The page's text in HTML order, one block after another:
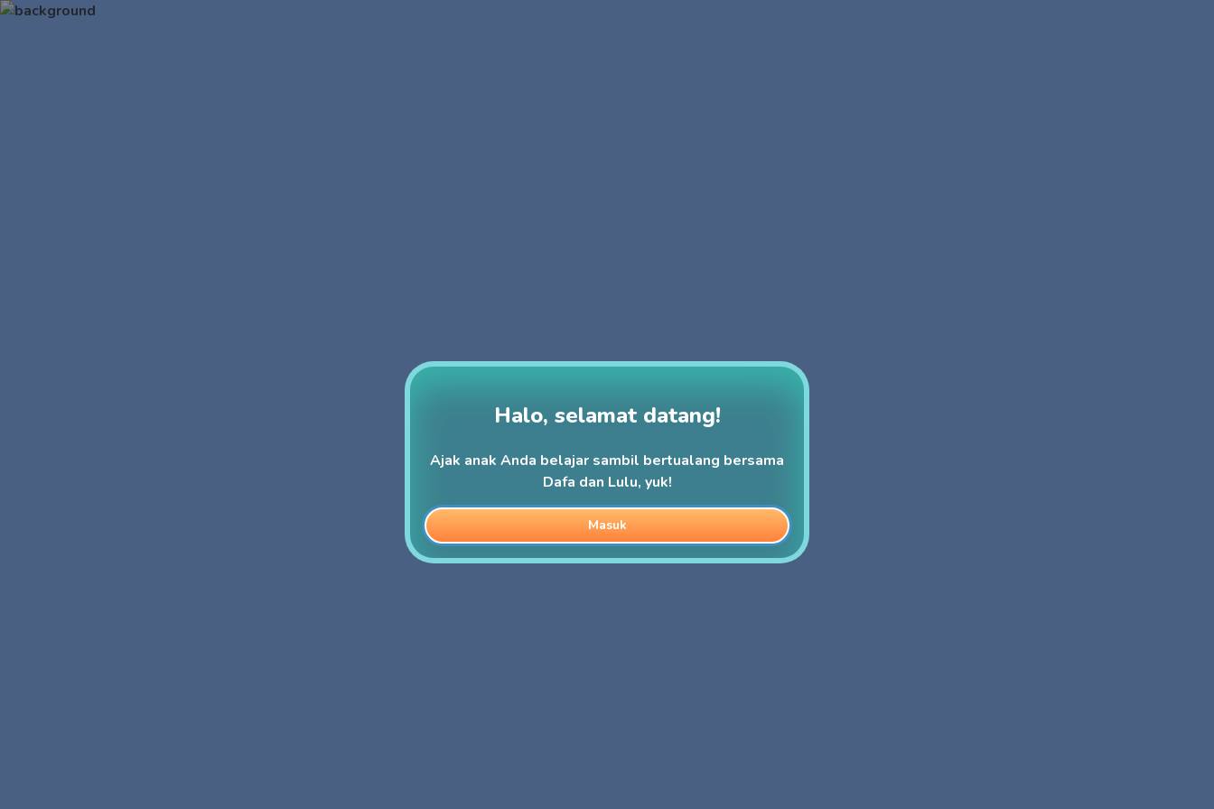
Halo, selamat datang!
Ajak anak Anda belajar sambil bertualang bersama
Dafa dan Lulu, yuk!
Masuk